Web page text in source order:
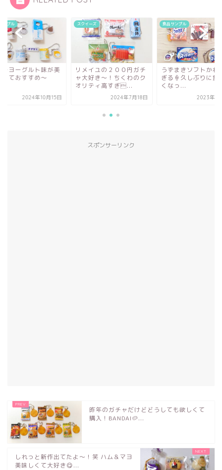
ンプル
ーヨーグルト味が美
くておすすめ～
2024年10月15日
スクイーズ
リメイユの２００円ガチ
ャ大好き～！ちくわのク
オリティ高すぎ...
2024年7月18日
食品サンプル
うずまきソフトかわ
ぎる🍦久しぶりに食
くなっ...
2023年11
スポンサーリンク
昨年のガチャだけどどうしても欲しくて
購入！BANDAI🥔...
しれっと新作出てたよ～！笑 ハム＆マヨ
美味しくて大好き😋...